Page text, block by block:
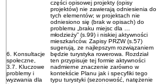
6. Konsultacje
społeczne,
3.7. Kluczowe
problemy i
wyzwania dla
części opisowej projekty (opisy
projektów) nie zawierają odniesienia do
tych elementów; w projektach nie
odniesiono się (brak w opisach) do
problemu „braku miejsc dla …
młodzieży” (s.99) i niskiej aktywności
mieszkańców. Zapisy PRZW (s.57)
sugerują, ze najlepszym rozwiązaniem
będzie turystyka rowerowa. Rozdział
ten przypisuje tej formie aktywności
nadmierne znaczenie zarówno w
kontekście Planu jak i specyfiki tego
typu turystyki (sezonowość, natężenie